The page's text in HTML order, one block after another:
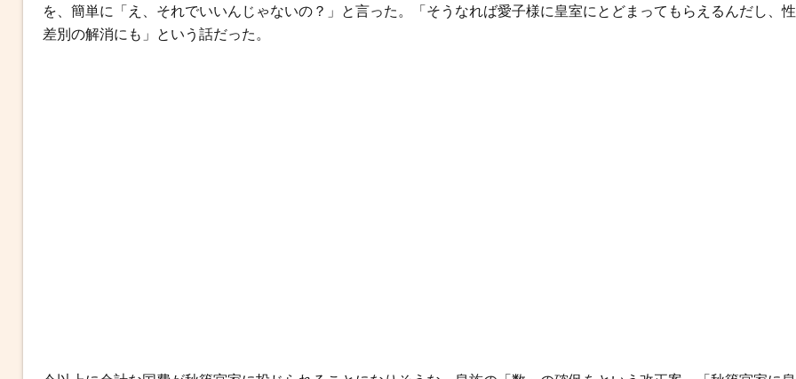
e
b
t
t
e
e
n
i
s
e
を、簡単に「え、それでいいんじゃないの？」と言った。「そうなれば愛子様に皇室にとどまってもらえるんだし、性
差別の解消にも」という話だった。